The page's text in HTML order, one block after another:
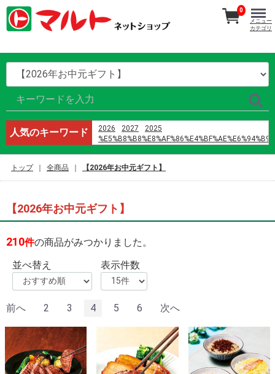
人気のキーワード 2026 2027
2025
%E5%B8%B8%E8%AF%86%E4%BF%AE%E6%94%B9
h%E6%96%87 %E4%B8%8D3p
%D9%85%D8%A7%D9%86%D9%87%D9%88%D8%A7
%D8%A7%D9%84%D9%86%D8%B5%D9%84
%E3%83%9E%E3%82%B9%E3%82%AF
%E8%A3%8F%E8%A1%A8
%E4%BD%9C%E8%AF%8D
%E6%AD%8C%E6%9B%B2
%E8%91%89%E9%85%B8
%E6%A5%BD%E5%BF%83
0
メニュー
カテゴリ
トップ 全商品 【2026年お中元ギフト】
【2026年お中元ギフト】
210件の商品がみつかりました。
並べ替え
表示件数
前へ 2 3 4 5 6 次へ